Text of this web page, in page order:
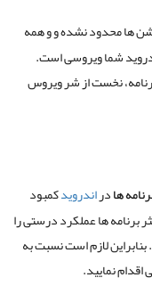
ها محدود نشده و و همه
شما ویروسی است.
نخست از شر ویروس
هادراندرویدکمبود
برنامه ها عملکرد درستی را
بنابراین لازم است نسبت به
نمایید.